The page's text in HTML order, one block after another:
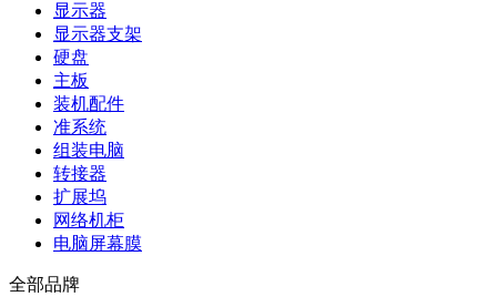
显示器
显示器支架
硬盘
主板
装机配件
准系统
组装电脑
转接器
扩展坞
网络机柜
电脑屏幕膜
全部品牌